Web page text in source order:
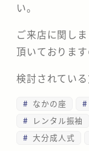
い。
ご来店に関し
頂いておりま
検討されてい
なかの座
レンタル振袖
大分成人式